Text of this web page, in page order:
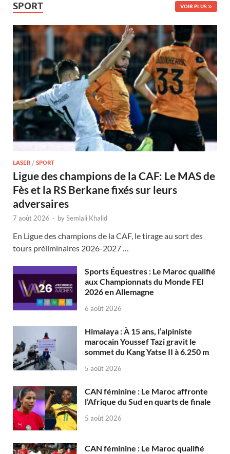
SPORT VOIR PLUS
LASER / SPORT
Ligue des champions de la CAF: Le MAS de
Fès et la RS Berkane fixés sur leurs
adversaires
7 août 2026 - bySemlali Khalid
En Ligue des champions de la CAF, le tirage au sort des
tours préliminaires 2026-2027 …
Sports Équestres : Le Maroc qualifié
aux Championnats du Monde FEI
2026 en Allemagne
6 août 2026
Himalaya : À 15 ans, l’alpiniste
marocain Youssef Tazi gravit le
sommet du Kang Yatse II à 6.250 m
5 août 2026
CAN féminine : Le Maroc affronte
l’Afrique du Sud en quarts de finale
5 août 2026
CAN féminine : Le Maroc qualifié